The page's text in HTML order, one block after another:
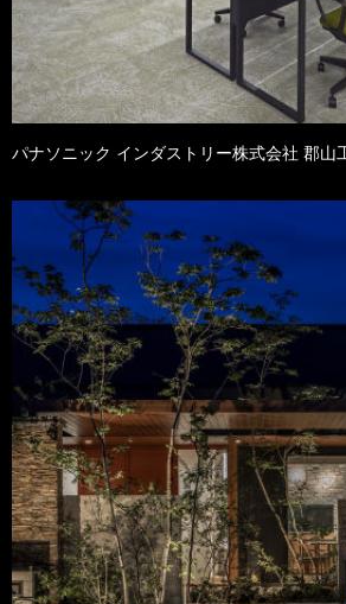
パナソニック インダストリー株式会社 郡山